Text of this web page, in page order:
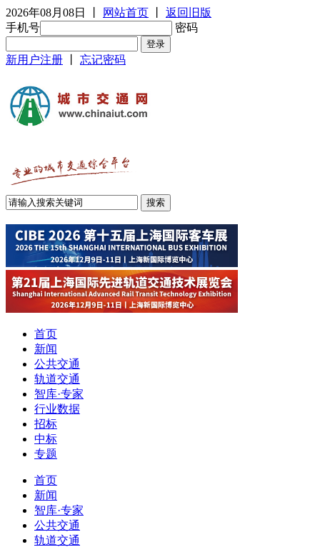
2026年08月08日 网站首页
返回旧版
手机号
密码
新用户注册 忘记密码
首页
新闻
公共交通
轨道交通
智库·专家
行业数据
招标
中标
专题
首页
新闻
智库·专家
公共交通
轨道交通